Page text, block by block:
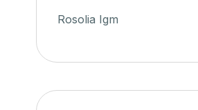
Rosolia Igm